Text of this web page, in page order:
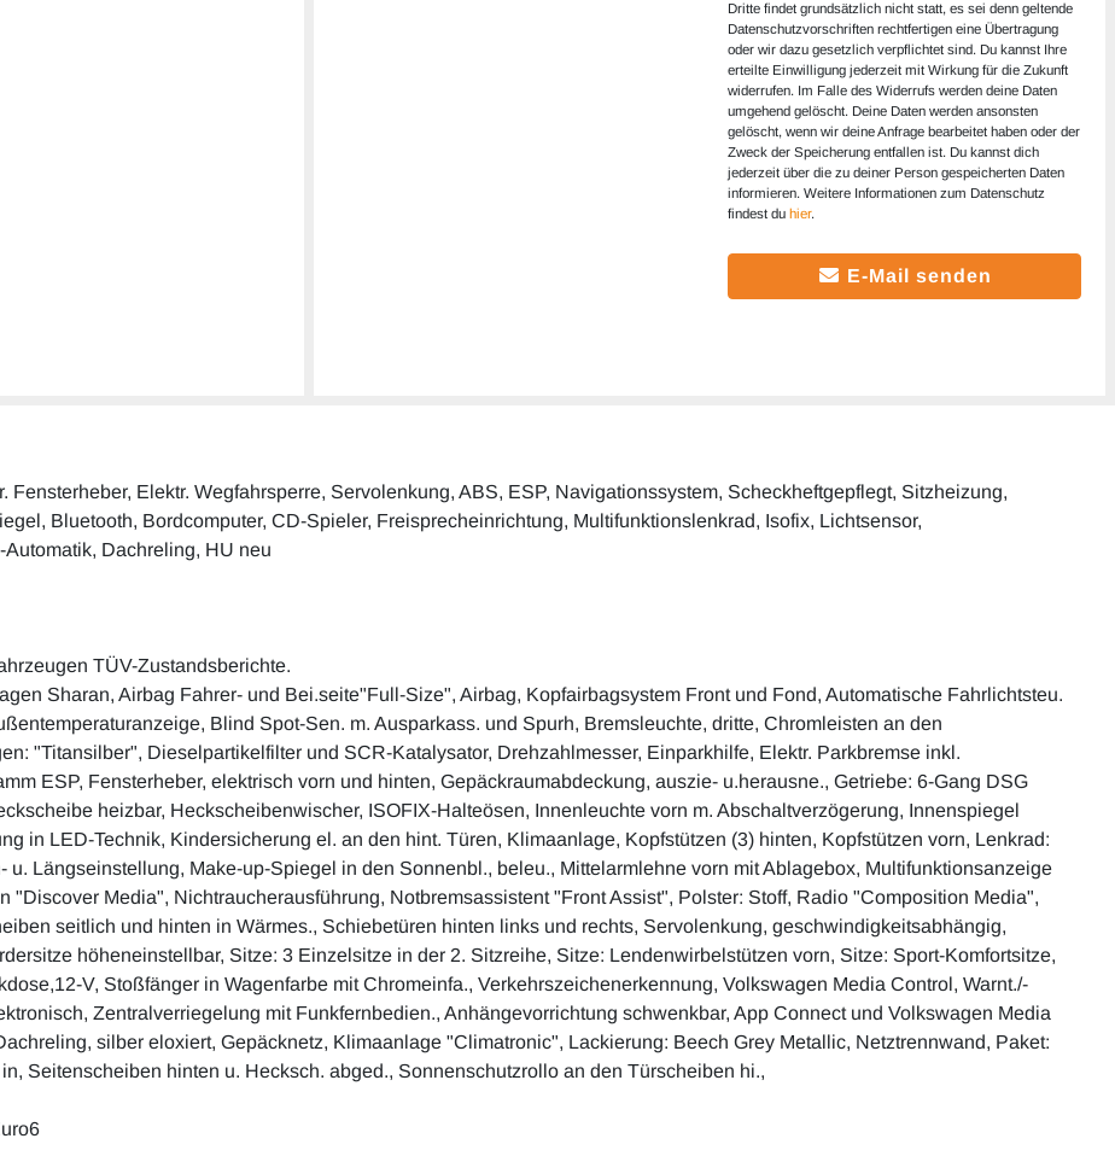
Dritte findet grundsätzlich nicht statt, es sei denn geltende
Datenschutzvorschriften rechtfertigen eine Übertragung
oder wir dazu gesetzlich verpflichtet sind. Du kannst Ihre
erteilte Einwilligung jederzeit mit Wirkung für die Zukunft
widerrufen. Im Falle des Widerrufs werden deine Daten
umgehend gelöscht. Deine Daten werden ansonsten
gelöscht, wenn wir deine Anfrage bearbeitet haben oder der
Zweck der Speicherung entfallen ist. Du kannst dich
jederzeit über die zu deiner Person gespeicherten Daten
informieren. Weitere Informationen zum Datenschutz
findest du hier.
E-Mail senden
Elektr. Wegfahrsperre, Servolenkung, ABS, ESP, Navigationssystem, Scheckheftgepflegt, Sitzheizung,
Bluetooth, Bordcomputer, CD-Spieler, Freisprecheinrichtung, Multifunktionslenkrad, Isofix, Lichtsensor,
Dachreling, HU neu
TÜV-Zustandsberichte.
Sharan, Airbag Fahrer- und Bei.seite"Full-Size", Airbag, Kopfairbagsystem Front und Fond, Automatische Fahrlichtsteu.
Blind Spot-Sen. m. Ausparkass. und Spurh, Bremsleuchte, dritte, Chromleisten an den
"Titansilber", Dieselpartikelfilter und SCR-Katalysator, Drehzahlmesser, Einparkhilfe, Elektr. Parkbremse inkl.
ESP, Fensterheber, elektrisch vorn und hinten, Gepäckraumabdeckung, auszie- u.herausne., Getriebe: 6-Gang DSG
heizbar, Heckscheibenwischer, ISOFIX-Halteösen, Innenleuchte vorn m. Abschaltverzögerung, Innenspiegel
in LED-Technik, Kindersicherung el. an den hint. Türen, Klimaanlage, Kopfstützen (3) hinten, Kopfstützen vorn, Lenkrad:
u. Längseinstellung, Make-up-Spiegel in den Sonnenbl., beleu., Mittelarmlehne vorn mit Ablagebox, Multifunktionsanzeige
Media", Nichtraucherausführung, Notbremsassistent "Front Assist", Polster: Stoff, Radio "Composition Media",
seitlich und hinten in Wärmes., Schiebetüren hinten links und rechts, Servolenkung, geschwindigkeitsabhängig,
höheneinstellbar, Sitze: 3 Einzelsitze in der 2. Sitzreihe, Sitze: Lendenwirbelstützen vorn, Sitze: Sport-Komfortsitze,
V, Stoßfänger in Wagenfarbe mit Chromeinfa., Verkehrszeichenerkennung, Volkswagen Media Control, Warnt./-
Zentralverriegelung mit Funkfernbedien., Anhängevorrichtung schwenkbar, App Connect und Volkswagen Media
silber eloxiert, Gepäcknetz, Klimaanlage "Climatronic", Lackierung: Beech Grey Metallic, Netztrennwand, Paket:
Seitenscheiben hinten u. Hecksch. abged., Sonnenschutzrollo an den Türscheiben hi.,